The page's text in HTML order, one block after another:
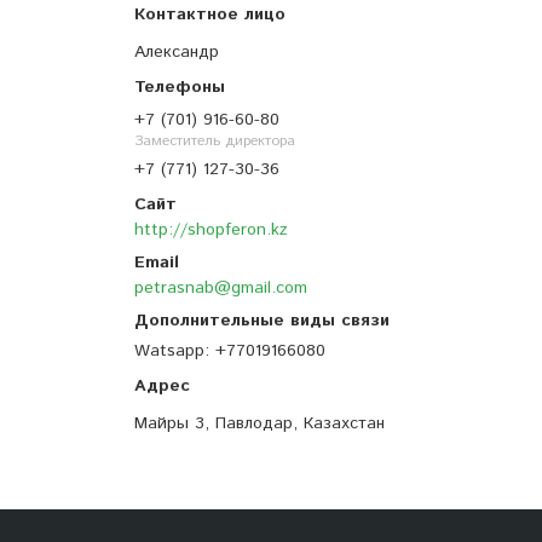
Александр
+7 (701) 916-60-80
Заместитель директора
+7 (771) 127-30-36
http://shopferon.kz
petrasnab@gmail.com
Watsapp +77019166080
Майры 3, Павлодар, Казахстан